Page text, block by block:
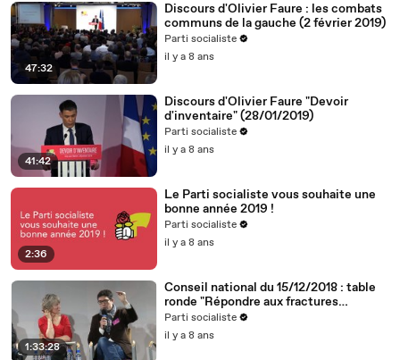
47:32
Discours d'Olivier Faure : les combats
communs de la gauche (2 février 2019)
Parti socialiste
il y a 8 ans
41:42
Discours d'Olivier Faure "Devoir
d'inventaire" (28/01/2019)
Parti socialiste
il y a 8 ans
2:36
Le Parti socialiste vous souhaite une
bonne année 2019 !
Parti socialiste
il y a 8 ans
1:33:28
Conseil national du 15/12/2018 : table
ronde "Répondre aux fractures
territoriales, républicaines et
démocratiques"
Parti socialiste
il y a 8 ans